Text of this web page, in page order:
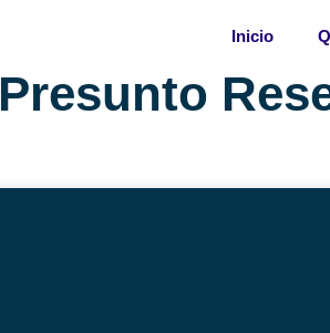
Inicio
Presunto